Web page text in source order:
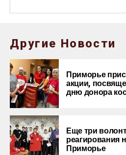
Другие Новости
Приморье
акции,
дню донора
Еще три
реагирования
Приморье